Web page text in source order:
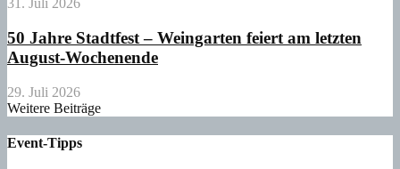
31. Juli 2026
50 Jahre Stadtfest – Weingarten feiert am letzten
August-Wochenende
29. Juli 2026
Weitere Beiträge
Event-Tipps